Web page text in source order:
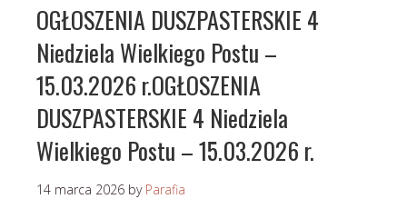
OGŁOSZENIA DUSZPASTERSKIE 4
Niedziela Wielkiego Postu –
15.03.2026 r.OGŁOSZENIA
DUSZPASTERSKIE 4 Niedziela
Wielkiego Postu – 15.03.2026 r.
14 marca 2026 by Parafia